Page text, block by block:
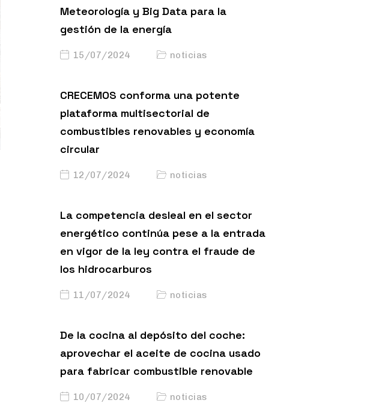
Meteorología y Big Data para la
gestión de la energía
15/07/2024 noticias
CRECEMOS conforma una potente
plataforma multisectorial de
combustibles renovables y economía
circular
12/07/2024 noticias
La competencia desleal en el sector
energético continúa pese a la entrada
en vigor de la ley contra el fraude de
los hidrocarburos
11/07/2024 noticias
De la cocina al depósito del coche:
aprovechar el aceite de cocina usado
para fabricar combustible renovable
10/07/2024 noticias